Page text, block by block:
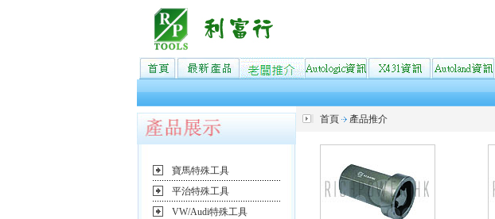
寶馬特殊工具
平治特殊工具
VW/Audi特殊工具
首頁 產品推介